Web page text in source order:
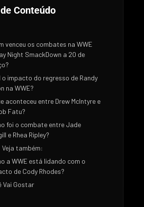
Conteúdo
venceu os combates na WWE
Night SmackDown a 20 de
o impacto do regresso de Randy
na WWE?
aconteceu entre Drew McIntyre e
Fatu?
foi o combate entre Jade
e Rhea Ripley?
Veja também:
a WWE está lidando com o
de Cody Rhodes?
Vai Gostar